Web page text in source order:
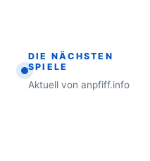
DIE NÄCHSTEN
SPIELE
Aktuell von anpfiff.info